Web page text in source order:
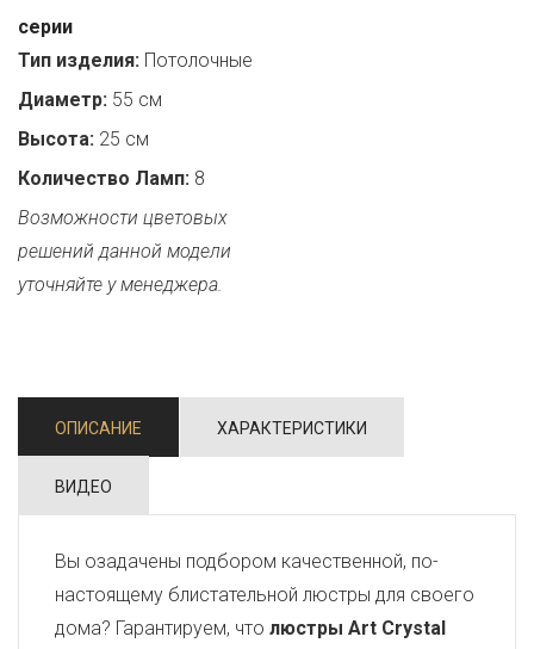
серии
Тип изделия: Потолочные
Диаметр: 55 см
Высота: 25 см
Количество Ламп: 8
Возможности цветовых
решений данной модели
уточняйте у менеджера.
ОПИСАНИЕ ХАРАКТЕРИСТИКИ
ВИДЕО
Вы озадачены подбором качественной, по-
настоящему блистательной люстры для своего
дома? Гарантируем, что люстры Art Crystal